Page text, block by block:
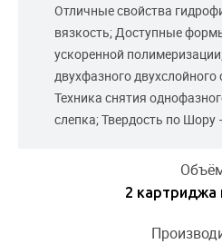
2 картриджа
Отличные свойства
вязкость; Доступные
ускоренной
двухфазного двухслойного
Техника снятия
слепка; Твердость по Шору